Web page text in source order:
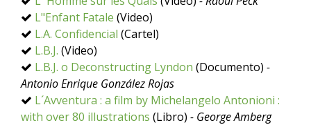
L"Enfant Fatale (Video)
L.A. Confidencial (Cartel)
L.B.J. (Video)
L.B.J. o Deconstructing Lyndon (Documento) -
Antonio Enrique González Rojas
L´Avventura : a film by Michelangelo Antonioni :
with over 80 illustrations (Libro) - George Amberg